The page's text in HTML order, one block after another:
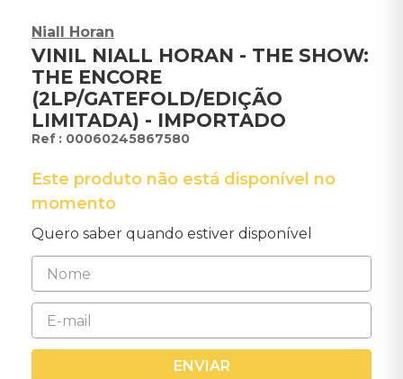
Niall Horan
VINIL NIALL HORAN - THE SHOW:
THE ENCORE
(2LP/GATEFOLD/EDIÇÃO
LIMITADA) - IMPORTADO
: 00060245867580
Este produto não está disponível no
momento
Quero saber quando estiver disponível
ENVIAR